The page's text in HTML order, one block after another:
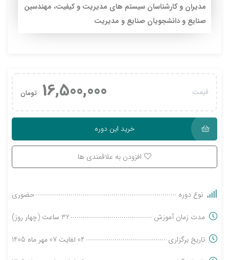
مدیران و کارشناسان سیستم های مدیریت و کیفیت، مهندسین
صنایع و دانشجویان صنایع و مدیریت
قیمت 16,500,000 تومان
خرید این دوره
افزودن به علاقمندی ها
نوع دوره
حضوری
مدت زمان آموزش
32 ساعت (چهار روز)
تاریخ برگزاری
04 لغایت 07 مهر ماه 1405